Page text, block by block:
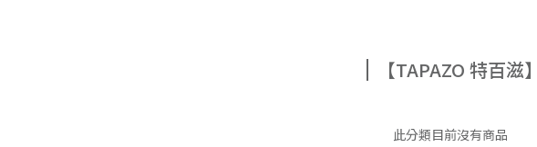
【TAPAZO 特百滋】
此分類目前沒有商品